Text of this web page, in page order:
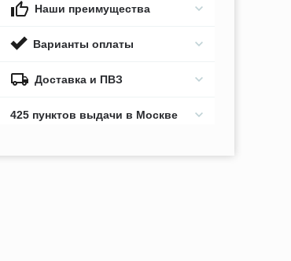
Наши преимущества
Варианты оплаты
Доставка и ПВЗ
425 пунктов выдачи в Москве